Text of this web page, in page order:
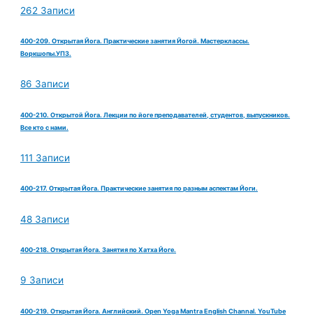
262 Записи
400-209. Открытая Йога. Практические занятия Йогой. Мастерклассы.
Воркшопы.УПЗ.
86 Записи
400-210. Открытой Йога. Лекции по йоге преподавателей, студентов, выпускников.
Все кто с нами.
111 Записи
400-217. Открытая Йога. Практические занятия по разным аспектам Йоги.
48 Записи
400-218. Открытая Йога. Занятия по Хатха Йоге.
9 Записи
400-219. Открытая Йога. Английский. Open Yoga Mantra English Channal. YouTube